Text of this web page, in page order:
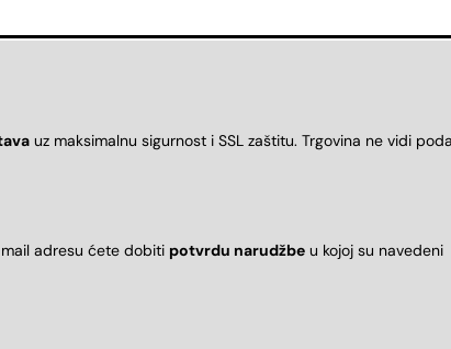
uz maksimalnu sigurnost i SSL zaštitu. Trgovina ne vidi
adresu ćete dobiti potvrdu narudžbe u kojoj su navedeni